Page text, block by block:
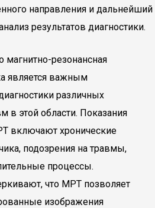
направления и дальнейший
результатов диагностики.
магнитно-резонансная
является важным
различных
в этой области. Показания
включают хронические
подозрения на травмы,
процессы.
что МРТ позволяет
изображения